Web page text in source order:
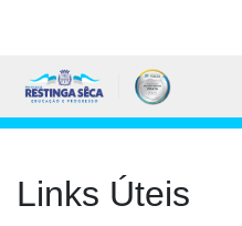
Topo do site
Ir para conteúdo principal
Todos os atalhos
Conteúdo principal
Conteúdo Principal
Prefeitura
Links Úteis